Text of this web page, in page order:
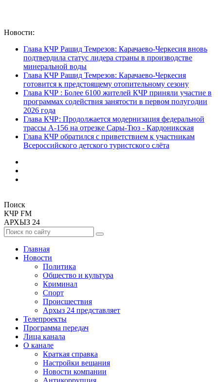
Новости:
Глава КЧР Рашид Темрезов: Карачаево-Черкесия вновь
подтвердила статус лидера страны в производстве
минеральной воды
Глава КЧР Рашид Темрезов: Карачаево-Черкесия
готовится к предстоящему отопительному сезону
Глава КЧР : Более 6100 жителей КЧР приняли участие в
программах содействия занятости в первом полугодии
2026 года
Глава КЧР: Продолжается модернизация федеральной
трассы А-156 на отрезке Сары-Тюз - Кардоникская
Глава КЧР обратился с приветствием к участникам
Всероссийского детского туристского слёта
Поиск
КЧР FM
АРХЫЗ 24
Главная
Новости
Политика
Общество и культура
Криминал
Спорт
Происшествия
Архыз 24 представляет
Телепроекты
Программа передач
Лица канала
О канале
Краткая справка
Настройки вещания
Новости компании
Антикоррупция